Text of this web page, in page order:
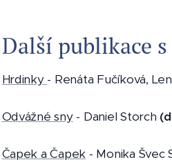
Další publikace
Hrdinky - Renáta Fučíková,
Odvážné sny- Daniel Storch
Čapek a Čapek - Monika Švec